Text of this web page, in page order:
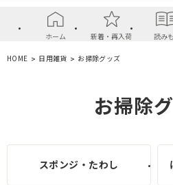
ホーム 新着・再入荷 読み
HOME 日用雑貨 お掃除グッズ
お掃除
スポンジ・たわし